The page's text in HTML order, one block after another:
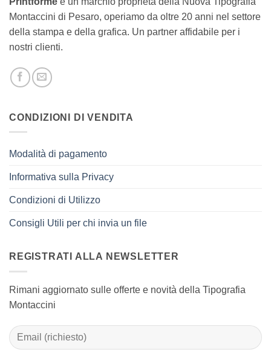
Montaccini di Pesaro, operiamo da oltre 20 anni nel settore
della stampa e della grafica. Un partner affidabile per i
nostri clienti.
CONDIZIONI DI VENDITA
Modalità di pagamento
Informativa sulla Privacy
Condizioni di Utilizzo
Consigli Utili per chi invia un file
REGISTRATI ALLA NEWSLETTER
Rimani aggiornato sulle offerte e novità della Tipografia
Montaccini